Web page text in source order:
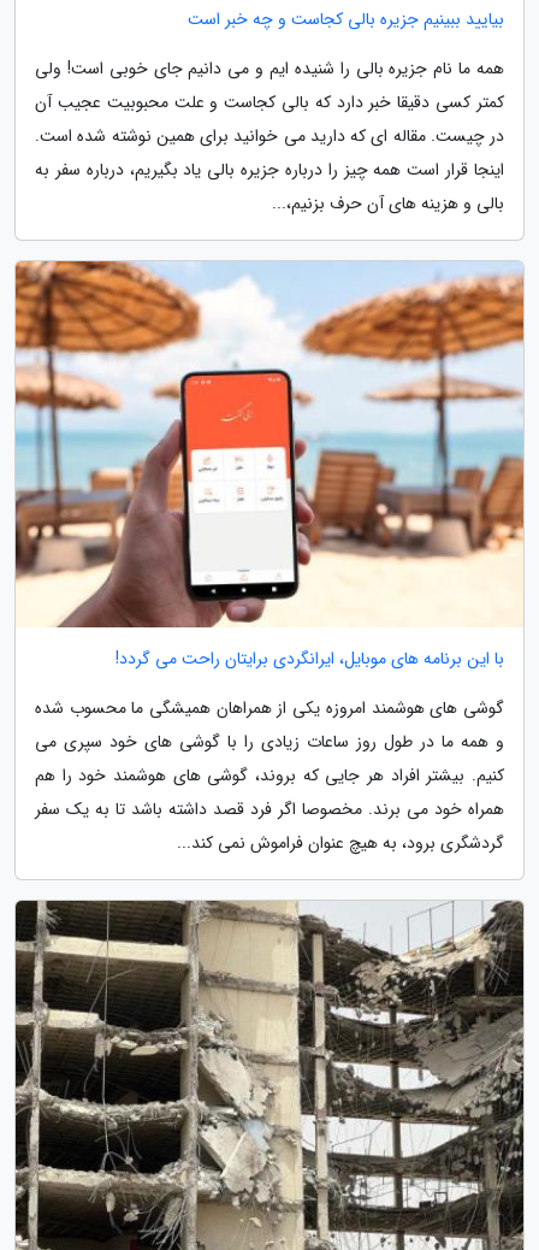
بیایید ببینیم جزیره بالی کجاست و چه خبر است
همه ما نام جزیره بالی را شنیده ایم و می دانیم جای خوبی است! ولی
کمتر کسی دقیقا خبر دارد که بالی کجاست و علت محبوبیت عجیب آن
در چیست. مقاله ای که دارید می خوانید برای همین نوشته شده است.
اینجا قرار است همه چیز را درباره جزیره بالی یاد بگیریم، درباره سفر به
بالی و هزینه های آن حرف بزنیم،...
با این برنامه های موبایل، ایرانگردی برایتان راحت می گردد!
گوشی های هوشمند امروزه یکی از همراهان همیشگی ما محسوب شده
و همه ما در طول روز ساعات زیادی را با گوشی های خود سپری می
کنیم. بیشتر افراد هر جایی که بروند، گوشی های هوشمند خود را هم
همراه خود می برند. مخصوصا اگر فرد قصد داشته باشد تا به یک سفر
گردشگری برود، به هیچ عنوان فراموش نمی کند...